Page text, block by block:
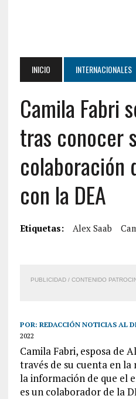
INICIO INTERNACIONALES
Camila Fabri
tras conocer
colaboración
con la DEA
Etiquetas: Alex Saab
PUBLICIDAD / CONTENIDO
POR: REDACCIÓN NOTICIAS AL
2022
Camila Fabri, esposa de
través de su cuenta en
la información de que el
es un colaborador de la